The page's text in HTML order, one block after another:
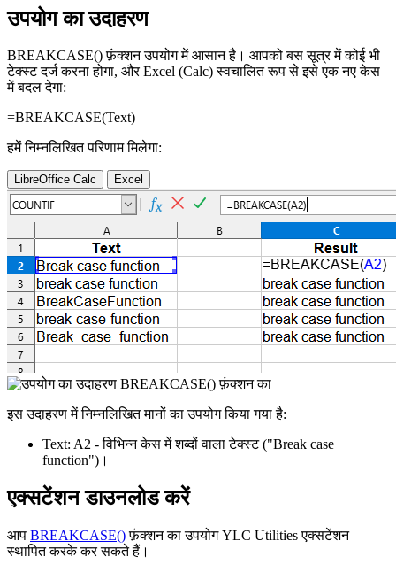
उपयोग का उदाहरण
BREAKCASE() फ़ंक्शन उपयोग में आसान है। आपको बस सूत्र में कोई भी
टेक्स्ट दर्ज करना होगा, और Excel (Calc) स्वचालित रूप से इसे एक नए केस
में बदल देगा:
=BREAKCASE(Text)
हमें निम्नलिखित परिणाम मिलेगा:
LibreOffice Calc Excel
इस उदाहरण में निम्नलिखित मानों का उपयोग किया गया है:
Text: A2 - विभिन्न केस में शब्दों वाला टेक्स्ट("Break case
function") ।
एक्सटेंशन डाउनलोड करें
आप BREAKCASE()फ़ंक्शन का उपयोग YLC Utilities एक्सटेंशन
स्थापित करके कर सकते हैं।